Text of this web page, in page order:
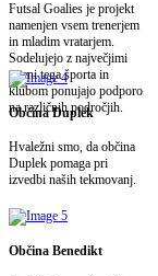
Futsal Goalies je projekt
namenjen vsem trenerjem
in mladim vratarjem.
Sodelujejo z največjimi
imeni tega športa in
klubom ponujajo podporo
na različnih področjih.
Občina Duplek
Hvaležni smo, da občina
Duplek pomaga pri
izvedbi naših tekmovanj.
Občina Benedikt